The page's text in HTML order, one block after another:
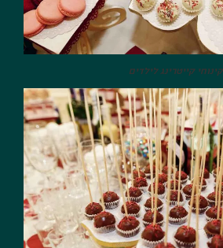
קינוחי קייטרינג לילדים